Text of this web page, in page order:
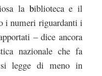
la biblioteca e il
i numeri riguardanti i
– dice ancora
nazionale che fa
legge di meno in